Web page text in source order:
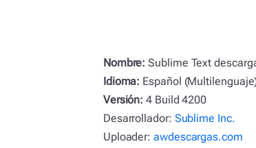
Nombre: Sublime Text
Idioma: Español
Versión: 4 Build 4200
Desarrollador: Sublime Inc.
Uploader:awdescargas.com